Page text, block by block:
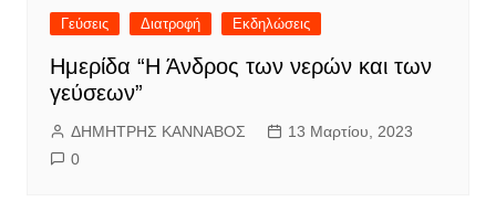
Γεύσεις Διατροφή Εκδηλώσεις
Ημερίδα “Η Άνδρος των νερών και των
γεύσεων”
ΔΗΜΗΤΡΗΣ ΚΑΝΝΑΒΟΣ
13 Μαρτίου, 2023
0